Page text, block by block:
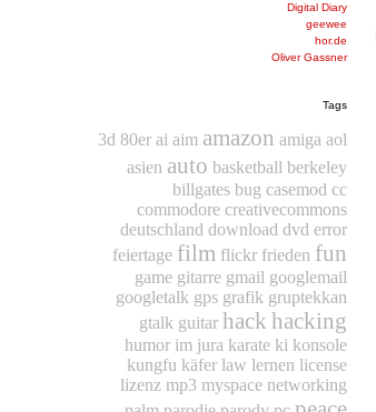
Digital Diary
geewee
hor.de
Oliver Gassner
Tags
3d 80er ai aim amazon amiga aol
asien auto basketball berkeley
billgates bug casemod cc
commodore creativecommons
deutschland download dvd error
feiertage film flickr frieden fun
game gitarre gmail googlemail
googletalk gps grafik gruptekkan
gtalk guitar hack hacking
humor im jura karate ki konsole
kungfu käfer law lernen license
lizenz mp3 myspace networking